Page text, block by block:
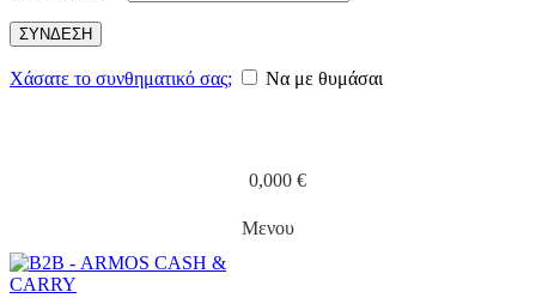
ΣΥΝΔΕΣΗ
Χάσατε το συνθηματικό σας; Να με θυμάσαι
0,000 €
Μενου